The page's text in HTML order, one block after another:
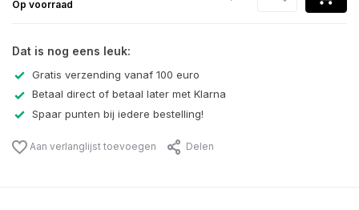
Op voorraad
Dat is nog eens leuk:
Gratis verzending vanaf 100 euro
Betaal direct of betaal later met Klarna
Spaar punten bij iedere bestelling!
Aan verlanglijst toevoegen Delen